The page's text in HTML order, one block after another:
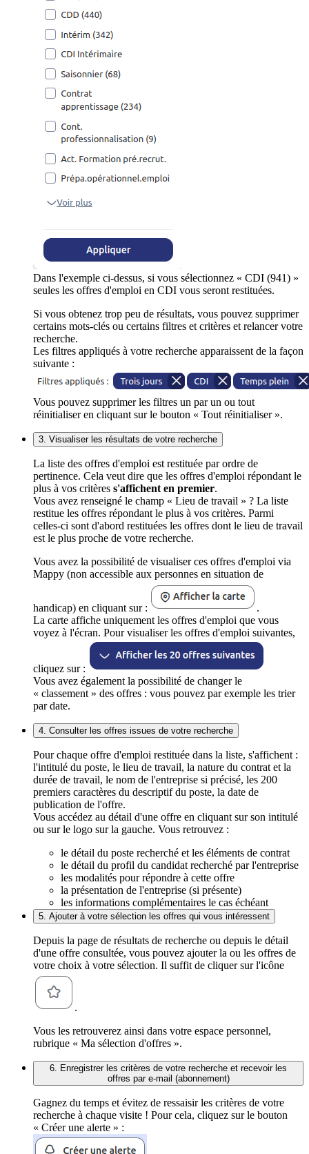
Dans l'exemple ci-dessus, si vous sélectionnez « CDI (941) »
seules les offres d'emploi en CDI vous seront restituées.
Si vous obtenez trop peu de résultats, vous pouvez supprimer
certains mots-clés ou certains filtres et critères et relancer votre
recherche.
Les filtres appliqués à votre recherche apparaissent de la façon
suivante :
Vous pouvez supprimer les filtres un par un ou tout
réinitialiser en cliquant sur le bouton « Tout réinitialiser ».
3. Visualiser les résultats de votre recherche
La liste des offres d'emploi est restituée par ordre de
pertinence. Cela veut dire que les offres d'emploi répondant le
plus à vos critères s'affichent en premier.
Vous avez renseigné le champ « Lieu de travail » ? La liste
restitue les offres répondant le plus à vos critères. Parmi
celles-ci sont d'abord restituées les offres dont le lieu de travail
est le plus proche de votre recherche.
Vous avez la possibilité de visualiser ces offres d'emploi via
Mappy (non accessible aux personnes en situation de
handicap) en cliquant sur :
.
La carte affiche uniquement les offres d'emploi que vous
voyez à l'écran. Pour visualiser les offres d'emploi suivantes,
cliquez sur :
Vous avez également la possibilité de changer le
« classement » des offres : vous pouvez par exemple les trier
par date.
4. Consulter les offres issues de votre recherche
Pour chaque offre d'emploi restituée dans la liste, s'affichent :
l'intitulé du poste, le lieu de travail, la nature du contrat et la
durée de travail, le nom de l'entreprise si précisé, les 200
premiers caractères du descriptif du poste, la date de
publication de l'offre.
Vous accédez au détail d'une offre en cliquant sur son intitulé
ou sur le logo sur la gauche. Vous retrouvez :
le détail du poste recherché et les éléments de contrat
le détail du profil du candidat recherché par l'entreprise
les modalités pour répondre à cette offre
la présentation de l'entreprise (si présente)
les informations complémentaires le cas échéant
5. Ajouter à votre sélection les offres qui vous intéressent
Depuis la page de résultats de recherche ou depuis le détail
d'une offre consultée, vous pouvez ajouter la ou les offres de
votre choix à votre sélection. Il suffit de cliquer sur l'icône
.
Vous les retrouverez ainsi dans votre espace personnel,
rubrique « Ma sélection d'offres ».
6. Enregistrer les critères de votre recherche et recevoir les
offres par e-mail (abonnement)
Gagnez du temps et évitez de ressaisir les critères de votre
recherche à chaque visite ! Pour cela, cliquez sur le bouton
« Créer une alerte » :